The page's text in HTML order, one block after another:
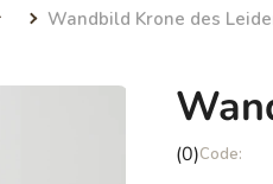
Wandbild Krone des
Die
(0)